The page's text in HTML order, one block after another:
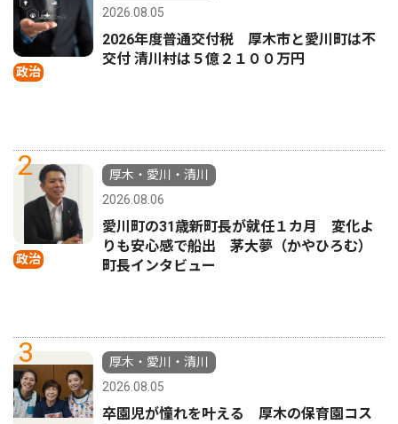
政治
2026.08.05
2026年度普通交付税 厚木市と愛川町は不
交付 清川村は５億２１００万円
2
政治
厚木・愛川・清川
2026.08.06
愛川町の31歳新町長が就任１カ月 変化よ
りも安心感で船出 茅大夢（かやひろむ）
町長インタビュー
3
厚木・愛川・清川
2026.08.05
卒園児が憧れを叶える 厚木の保育園コス